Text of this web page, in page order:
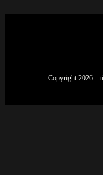
Copyright 2026 –